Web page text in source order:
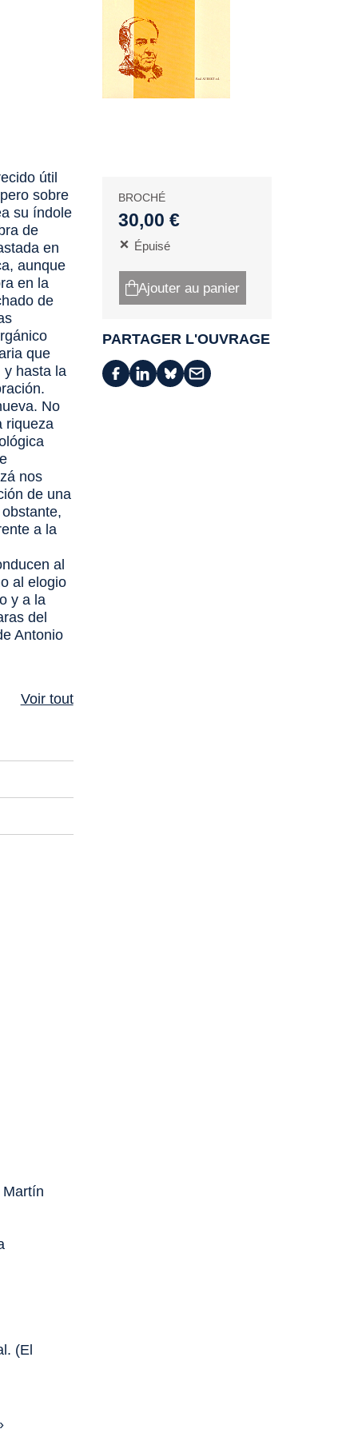
útil
sobre
su índole
de
en
aunque
en la
de
que
y hasta la
No
riqueza
nos
de una
a la
al
al elogio
y a la
del
Antonio
Voir tout
Martín
(El
BROCHÉ
30,00 €
Épuisé
Ajouter au panier
PARTAGER L'OUVRAGE